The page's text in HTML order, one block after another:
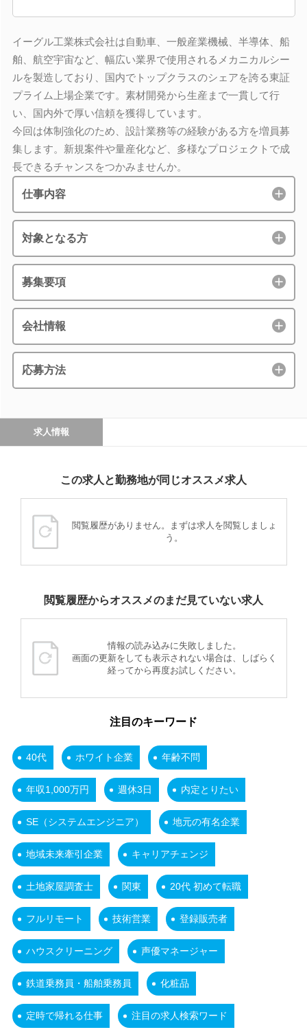
イーグル工業株式会社は自動車、一般産業機械、半導体、船
舶、航空宇宙など、幅広い業界で使用されるメカニカルシー
ルを製造しており、国内でトップクラスのシェアを誇る東証
プライム上場企業です。素材開発から生産まで一貫して行
い、国内外で厚い信頼を獲得しています。
今回は体制強化のため、設計業務等の経験がある方を増員募
集します。新規案件や量産化など、多様なプロジェクトで成
長できるチャンスをつかみませんか。
仕事内容
対象となる方
募集要項
会社情報
応募方法
求人情報
この求人と勤務地が同じオススメ求人
閲覧履歴がありません。まずは求人を閲覧しましょ
う。
閲覧履歴からオススメのまだ見ていない求人
情報の読み込みに失敗しました。
画面の更新をしても表示されない場合は、しばらく
経ってから再度お試しください。
注目のキーワード
40代 ホワイト企業 年齢不問
年収1,000万円 週休3日 内定とりたい
SE（システムエンジニア） 地元の有名企業
地域未来牽引企業 キャリアチェンジ
土地家屋調査士 関東 20代 初めて転職
フルリモート 技術営業 登録販売者
ハウスクリーニング 声優マネージャー
鉄道乗務員・船舶乗務員 化粧品
定時で帰れる仕事 注目の求人検索ワード